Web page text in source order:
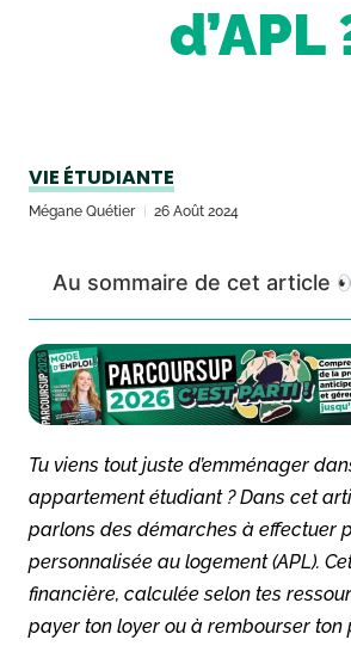
d’APL
VIE ÉTUDIANTE
Mégane Quétier 26 Août 2024
Au sommaire de cet article
Tu viens tout juste d’emménager
appartement étudiant ? Dans cet
parlons des démarches à effectuer
personnalisée au logement (APL).
financière, calculée selon tes
payer ton loyer ou à rembourser ton